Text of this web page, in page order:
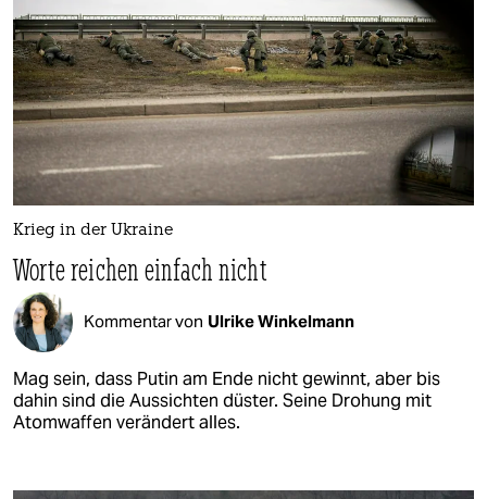
Krieg in der Ukraine
Worte reichen einfach nicht
Kommentar von Ulrike Winkelmann
Mag sein, dass Putin am Ende nicht gewinnt, aber bis
dahin sind die Aussichten düster. Seine Drohung mit
Atomwaffen verändert alles.